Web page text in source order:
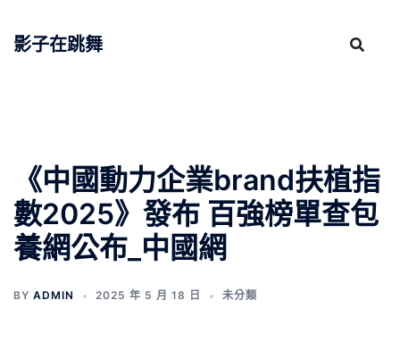
影子在跳舞
《中國動力企業brand扶植指
數2025》發布 百強榜單查包
養網公布_中國網
BY ADMIN 2025 年 5 月 18 日 未分類